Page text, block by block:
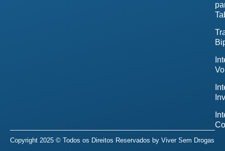
Copyright 2025 © Todos os Direitos Reservados by Viver Sem Drogas